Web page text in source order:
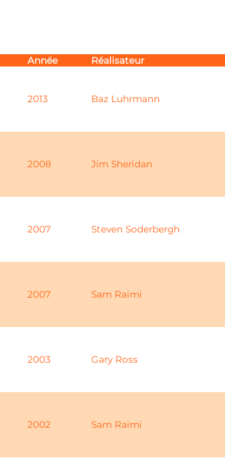
Année Réalisateur
2013 Baz Luhrmann
2008 Jim Sheridan
2007 Steven Soderbergh
2007 Sam Raimi
2003 Gary Ross
2002 Sam Raimi